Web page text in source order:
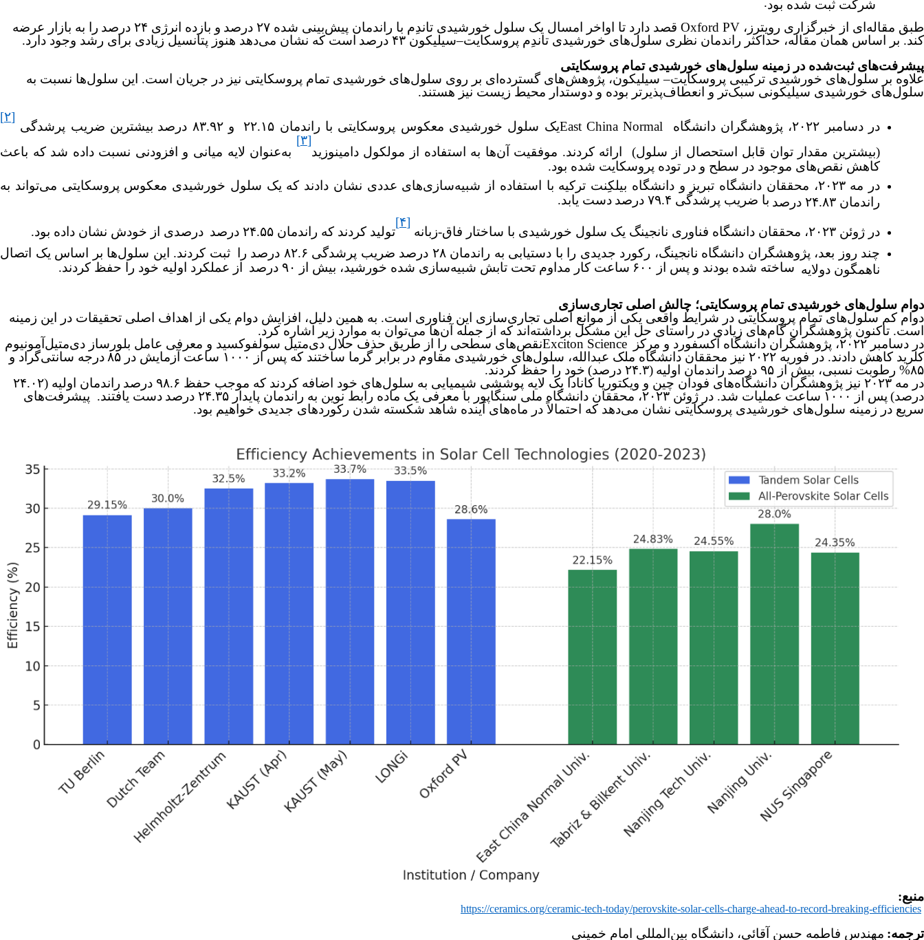
شرکت ثبت شده بود
طبق مقاله‌ای از خبرگزاری رویترز، Oxford PV قصد دارد تا اواخر امسال یک سلول خورشیدی تاندِم با راندمان پیش‌بینی شده ۲۷ درصد و بازده انرژی ۲۴ درصد
را به بازار عرضه
کند. بر اساس همان مقاله، حداکثر راندمان نظری سلول‌های خورشیدی تاندِم پروسکایت–سیلیکون ۴۳ درصد است که نشان می‌دهد هنوز پتانسیل زیادی برای رشد وجود دارد.
پیشرفت‌های ثبت‌شده در زمینه سلول‌های خورشیدی تمام پروسکایتی
علاوه بر سلول‌های خورشیدی ترکیبی پروسکایت– سیلیکون، پژوهش‌های گسترده‌ای بر روی سلول‌های خورشیدی تمام پروسکایتی نیز در جریان است. این سلول‌ها نسبت به
سلول‌های خورشیدی سیلیکونی سبک‌تر و انعطاف‌پذیرتر بوده و دوستدار محیط زیست نیز هستند.
در دسامبر ۲۰۲۲، پژوهشگران دانشگاه East China Normalیک سلول خورشیدی معکوس پروسکایتی با راندمان ۲۲.۱۵ و ۸۳.۹۲ درصد بیشترین ضریب پرشدگی
[۲]
(بیشترین مقدار توان قابل استحصال از سلول) ارائه کردند. موفقیت آن‌ها به استفاده از مولکول دامینوزید
[۳]
به‌عنوان لایه میانی و افزودنی نسبت داده شد که باعث
کاهش نقص‌های موجود در سطح و در توده پروسکایت شده بود.
در مه ۲۰۲۳، محققان دانشگاه تبریز و دانشگاه بیلکِنت ترکیه با استفاده از شبیه‌سازی‌های عددی نشان دادند که یک سلول خورشیدی معکوس پروسکایتی می‌تواند به
راندمان ۲۴.۸۳ درصد با ضریب پرشدگی ۷۹.۴ درصد دست یابد.
در ژوئن ۲۰۲۳، محققان دانشگاه فناوری نانجینگ یک سلول خورشیدی با ساختار فاق-زبانه
[۴]
تولید کردند که راندمان ۲۴.۵۵ درصد
درصدی از خودش نشان داده بود.
چند روز بعد، پژوهشگران دانشگاه نانجینگ، رکورد جدیدی را با دستیابی به راندمان ۲۸ درصد ضریب پرشدگی ۸۲.۶ درصد را
ثبت کردند. این سلول‌ها بر اساس یک اتصال
ناهمگون دولایه ساخته شده بودند و پس از ۶۰۰ ساعت کار مداوم تحت تابش شبیه‌سازی شده خورشید، بیش از ۹۰ درصد از عملکرد اولیه خود را حفظ کردند.
دوام سلول‌های خورشیدی تمام پروسکایتی؛ چالش اصلی تجاری‌سازی
دوام کم سلول‌های تمام پروسکایتی در شرایط واقعی یکی از موانع اصلی تجاری‌سازی این فناوری است. به همین دلیل، افزایش دوام یکی از اهداف اصلی تحقیقات در این زمینه
است. تاکنون پژوهشگران گام‌های زیادی در راستای حل این مشکل برداشته‌اند که از جمله آن‌ها می‌توان به موارد زیر اشاره کرد.
در دسامبر ۲۰۲۲، پژوهشگران دانشگاه آکسفورد و مرکز
Exciton Scienceنقص‌های سطحی را از طریق حذف حلال دی‌متیل سولفوکسید و معرفی عامل بلورساز دی‌متیل‌آمونیوم
کلرید کاهش دادند. در فوریه ۲۰۲۲ نیز محققان دانشگاه ملک عبدالله، سلول‌های خورشیدی مقاوم در برابر گرما ساختند که پس از ۱۰۰۰ ساعت آزمایش در ۸۵
درجه سانتی‌گراد و
۸۵% رطوبت نسبی، بیش از ۹۵ درصد
راندمان اولیه (۲۴.۳ درصد) خود را حفظ کردند.
در مه ۲۰۲۳ نیز پژوهشگران دانشگاه‌های فودان چین و ویکتوریا کانادا یک لایه پوششی شیمیایی به سلول‌های خود اضافه کردند که موجب حفظ ۹۸.۶ درصد
راندمان اولیه (۲۴.۰۲
درصد) پس از ۱۰۰۰ ساعت عملیات شد. در ژوئن ۲۰۲۳، محققان دانشگاه ملی سنگاپور با معرفی یک ماده رابط نوین به راندمان پایدار ۲۴.۳۵ درصد
دست یافتند. پیشرفت‌های
سریع در زمینه سلول‌های خورشیدی پروسکایتی نشان می‌دهد که احتمالاً در ماه‌های آینده شاهد شکسته شدن رکوردهای جدیدی خواهیم بود.
منبع:
https://ceramics.org/ceramic-tech-today/perovskite-solar-cells-charge-ahead-to-record-breaking-efficiencies
ترجمه: مهندس فاطمه حسن آقائی، دانشگاه بین‌المللی امام خمینی